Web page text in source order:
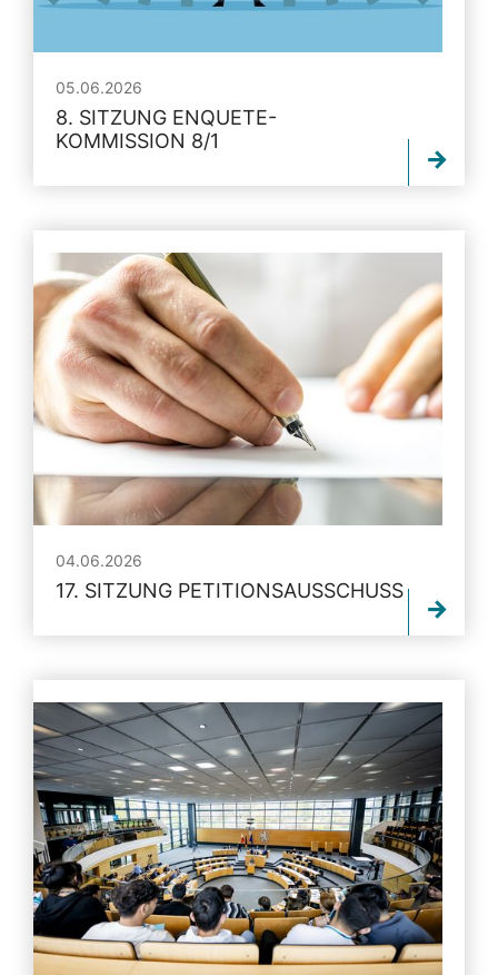
05.06.2026
8. SITZUNG ENQUETE-
KOMMISSION 8/1
04.06.2026
17. SITZUNG PETITIONSAUSSCHUSS